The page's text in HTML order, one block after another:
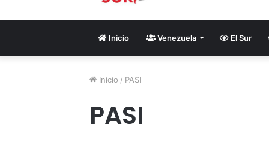
Inicio Venezuela El Sur
Inicio / PASI
PASI